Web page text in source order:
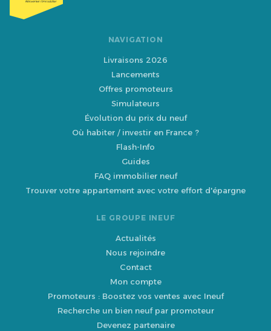
NAVIGATION
Livraisons 2026
Lancements
Offres promoteurs
Simulateurs
Évolution du prix du neuf
Où habiter / investir en France ?
Flash-Info
Guides
FAQ immobilier neuf
Trouver votre appartement avec votre effort d'épargne
LE GROUPE INEUF
Actualités
Nous rejoindre
Contact
Mon compte
Promoteurs : Boostez vos ventes avec Ineuf
Recherche un bien neuf par promoteur
Devenez partenaire